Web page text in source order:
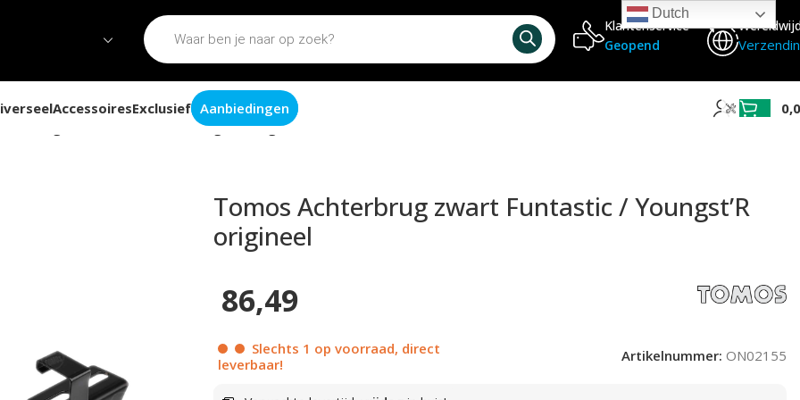
Klantenservice
Geopend
AccessoiresExclusief Aanbiedingen
zwart Funtastic / Youngst’R origineel
Tomos Achterbrug zwart Funtastic / Youngst’R
origineel
86,49
Slechts 1 op voorraad, direct
leverbaar!
Artikelnummer: ON02155
Dutch